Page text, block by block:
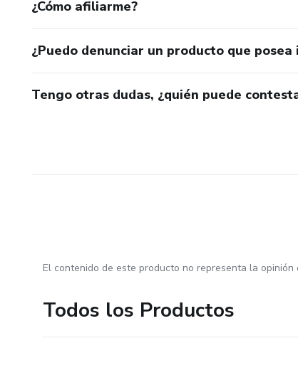
¿Cómo afiliarme?
¿Puedo denunciar un producto que
Tengo otras dudas, ¿quién puede
El contenido de este producto no representa la
Todos los Productos